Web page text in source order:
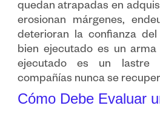
quedan atrapadas en
erosionan márgenes,
deterioran la confianza
bien ejecutado es un
ejecutado es un lastre
compañías nunca se
Cómo Debe Evaluar